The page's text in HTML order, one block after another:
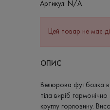
Артикул: N/A
Цей товар не має
ОПИС
Велюрова футболка в
тіла виріб
круглу горловину.